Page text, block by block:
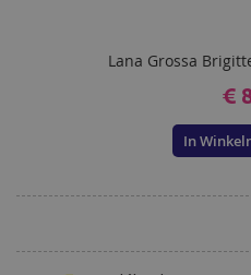
Lana Grossa
€
In